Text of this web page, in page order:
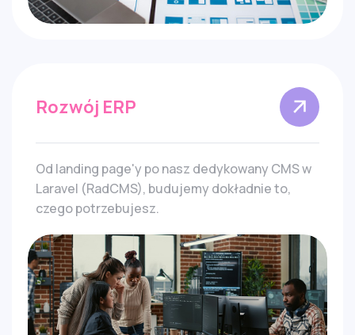
Rozwój ERP
Od landing page'y po nasz dedykowany CMS w
Laravel (RadCMS), budujemy dokładnie to,
czego potrzebujesz.